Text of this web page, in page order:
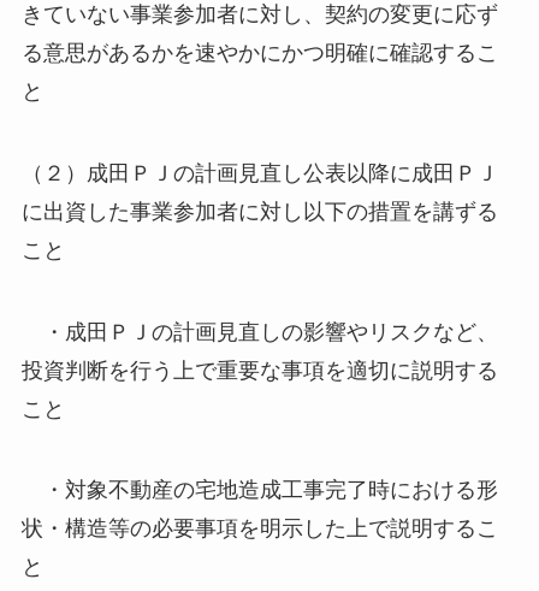
きていない事業参加者に対し、契約の変更に応ず
る意思があるかを速やかにかつ明確に確認するこ
と
（２）成田ＰＪの計画見直し公表以降に成田ＰＪ
に出資した事業参加者に対し以下の措置を講ずる
こと
・成田ＰＪの計画見直しの影響やリスクなど、
投資判断を行う上で重要な事項を適切に説明する
こと
・対象不動産の宅地造成工事完了時における形
状・構造等の必要事項を明示した上で説明するこ
と